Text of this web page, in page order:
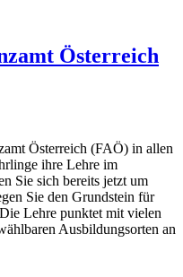
Österreich
Österreich (FAÖ) in allen
ihre Lehre im
Sie sich bereits jetzt um
Sie den Grundstein für
Lehre punktet mit vielen
Ausbildungsorten an